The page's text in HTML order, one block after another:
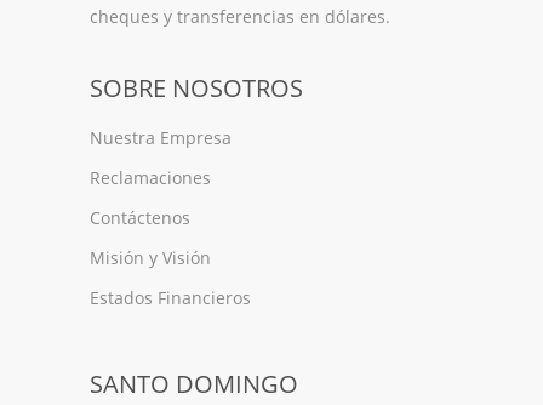
cheques y transferencias en dólares.
SOBRE NOSOTROS
Nuestra Empresa
Reclamaciones
Contáctenos
Misión y Visión
Estados Financieros
SANTO DOMINGO